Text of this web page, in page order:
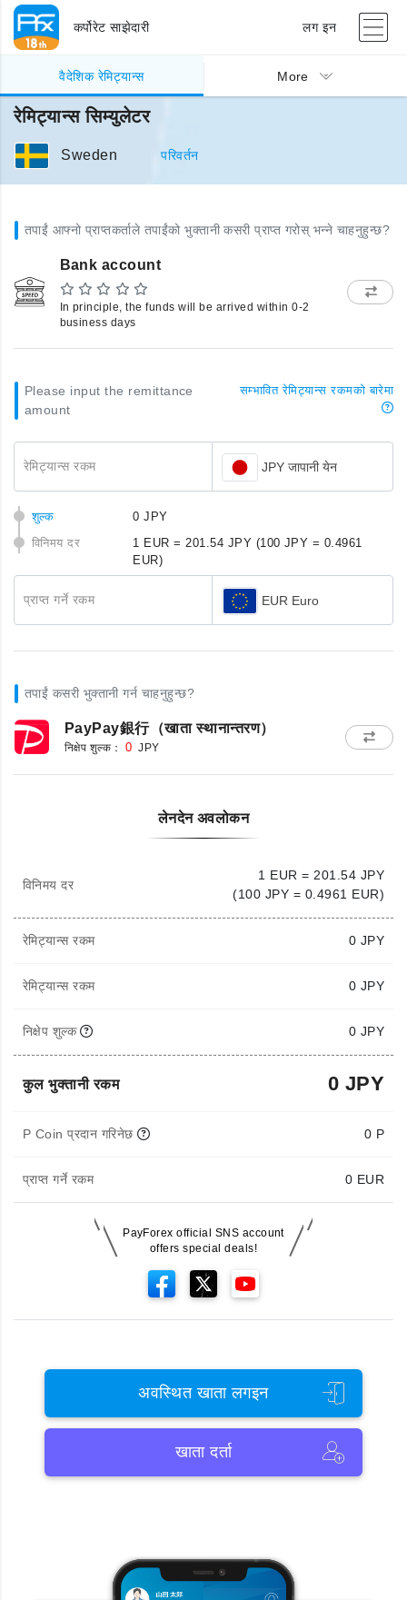
कर्पोरेट साझेदारी लग इन
वैदेशिक रेमिट्यान्स More
रेमिट्यान्स सिम्युलेटर
Sweden परिवर्तन
तपाईं आफ्नो प्राप्तकर्ताले तपाईंको भुक्तानी कसरी प्राप्त गरोस् भन्ने चाहनुहुन्छ?
Bank account
In principle, the funds will be arrived within 0-2
business days
Please input the remittance
amount
सम्भावित रेमिट्यान्स रकमको बारेमा
रेमिट्यान्स रकम JPY जापानी येन
शुल्क
0 JPY
विनिमय दर
1 EUR = 201.54 JPY (100 JPY = 0.4961
EUR)
प्राप्त गर्ने रकम EUR Euro
तपाईं कसरी भुक्तानी गर्न चाहनुहुन्छ?
PayPay銀行（खाता स्थानान्तरण）
निक्षेप शुल्क： 0 JPY
लेनदेन अवलोकन
विनिमय दर
1 EUR = 201.54 JPY
(100 JPY = 0.4961 EUR)
रेमिट्यान्स रकम 0 JPY
रेमिट्यान्स रकम 0 JPY
निक्षेप शुल्क 0 JPY
कुल भुक्तानी रकम 0 JPY
P Coin प्रदान गरिनेछ 0 P
प्राप्त गर्ने रकम 0 EUR
PayForex official SNS account
offers special deals!
अवस्थित खाता लगइन
खाता दर्ता